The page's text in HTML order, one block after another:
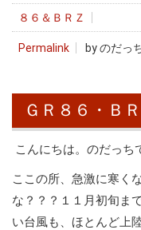
８６＆ＢＲＺ
Permalink by のだっ
ＧＲ８６・Ｂ
こんにちは。のだっち
ここの所、急激に寒く
な？？？１１月初旬ま
い台風も、ほとんど上